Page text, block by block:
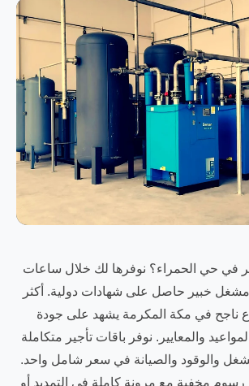
في حي الحمراء؟ نوفرها لك خلال ساعات
خبير حاصل على شهادات دولية. أكثر
مشروع ناجح في مكة المكرمة يشهد على جودة
والمعايير. نوفر باقات تأجير متكاملة
والوقود والصيانة في سعر شامل واحد.
مخفية مع مرونة كاملة في التمديد أو